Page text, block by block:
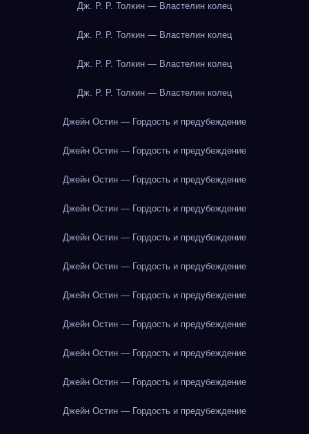
Дж. Р. Р. Толкин — Властелин колец
Дж. Р. Р. Толкин — Властелин колец
Дж. Р. Р. Толкин — Властелин колец
Дж. Р. Р. Толкин — Властелин колец
Джейн Остин — Гордость и предубеждение
Джейн Остин — Гордость и предубеждение
Джейн Остин — Гордость и предубеждение
Джейн Остин — Гордость и предубеждение
Джейн Остин — Гордость и предубеждение
Джейн Остин — Гордость и предубеждение
Джейн Остин — Гордость и предубеждение
Джейн Остин — Гордость и предубеждение
Джейн Остин — Гордость и предубеждение
Джейн Остин — Гордость и предубеждение
Джейн Остин — Гордость и предубеждение